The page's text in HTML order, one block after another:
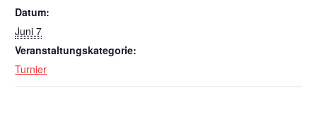
Datum:
Juni 7
Veranstaltungskategorie:
Turnier